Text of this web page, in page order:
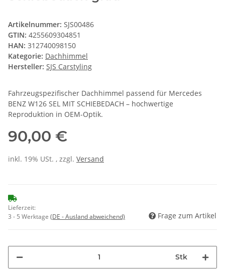
Artikelnummer: SJS00486
GTIN: 4255609304851
HAN: 312740098150
Kategorie: Dachhimmel
Hersteller: SJS Carstyling
Fahrzeugspezifischer Dachhimmel passend für Mercedes
BENZ W126 SEL MIT SCHIEBEDACH – hochwertige
Reproduktion in OEM-Optik.
90,00 €
inkl. 19% USt. , zzgl. Versand
Lieferzeit:
3 - 5 Werktage (DE - Ausland abweichend) Frage zum Artikel
Stk